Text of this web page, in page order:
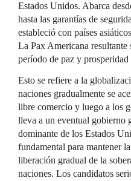
Estados Unidos. Abarca
hasta las garantías de
estableció con países
La Pax Americana resultante
período de paz y
Esto se refiere a la
naciones gradualmente se
libre comercio y luego a los
lleva a un eventual gobierno
dominante de los Estados
fundamental para mantener
liberación gradual de la
naciones. Los candidatos